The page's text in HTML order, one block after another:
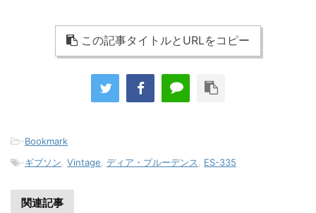
この記事タイトルとURLをコピー
-Bookmark
-ギブソン Vintage ディア・プルーデンス ES-335
関連記事